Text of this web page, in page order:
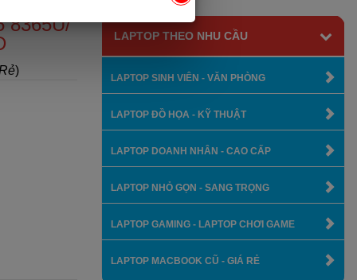
8365U/
)
LAPTOP THEO NHU CẦU
LAPTOP SINH VIÊN - VĂN PHÒNG
LAPTOP ĐỒ HỌA - KỸ THUẬT
LAPTOP DOANH NHÂN - CAO CẤP
LAPTOP NHỎ GỌN - SANG TRỌNG
LAPTOP GAMING - LAPTOP CHƠI GAME
LAPTOP MACBOOK CŨ - GIÁ RẺ